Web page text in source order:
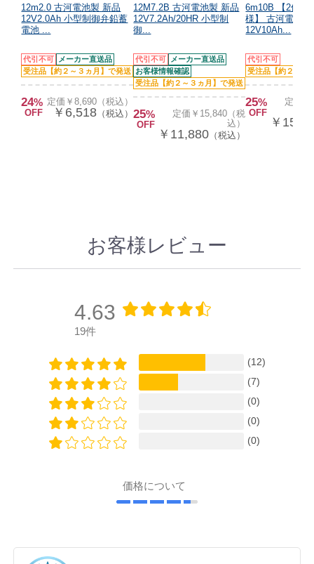
12m2.0 古河電池製 新品
12V2.0Ah 小型制御弁鉛蓄
電池 ...
代引不可
メーカー直送品
受注品【約２～３ヵ月】で発送
24%
OFF
定価￥8,690（税込）
￥6,518 （税込）
12M7.2B 古河電池製 新品
12V7.2Ah/20HR 小型制
御...
代引不可
メーカー直送品
お客様情報確認
受注品【約２～３ヵ月】で発送
25%
OFF
定価￥15,840（税
込）
￥11,880 （税込）
6m10B 【2個セ
様】 古河電池
12V10Ah...
代引不可
受注品【約２～３
25%
OFF
定価
￥
お客様レビュー
4.63
19件
(12)
(7)
(0)
(0)
(0)
価格について